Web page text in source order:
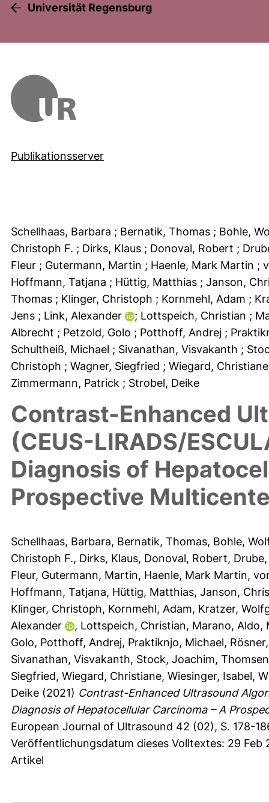
Universität Regensburg
Publikationsserver
Schellhaas, Barbara ; Bernatik, Thomas ; Bohle,
Christoph F. ; Dirks, Klaus ; Donoval, Robert ;
Fleur ; Gutermann, Martin ; Haenle, Mark Martin ;
Hoffmann, Tatjana ; Hüttig, Matthias ; Janson,
Thomas ; Klinger, Christoph ; Kornmehl, Adam ;
Jens ; Link, Alexander ; Lottspeich, Christian ;
Albrecht ; Petzold, Golo ; Potthoff, Andrej ;
Schultheiß, Michael ; Sivanathan, Visvakanth ;
Christoph ; Wagner, Siegfried ; Wiegard,
Zimmermann, Patrick ; Strobel, Deike
Contrast-Enhanced
(CEUS-LIRADS/
Diagnosis of
Prospective
Schellhaas, Barbara, Bernatik, Thomas, Bohle,
Christoph F., Dirks, Klaus, Donoval, Robert,
Fleur, Gutermann, Martin, Haenle, Mark Martin,
Hoffmann, Tatjana, Hüttig, Matthias, Janson,
Klinger, Christoph, Kornmehl, Adam, Kratzer,
Alexander
, Lottspeich, Christian, Marano, Aldo,
Golo, Potthoff, Andrej, Praktiknjo, Michael,
Sivanathan, Visvakanth, Stock, Joachim,
Siegfried, Wiegard, Christiane, Wiesinger, Isabel,
Deike (2021) Contrast-Enhanced Ultrasound
Diagnosis of Hepatocellular Carcinoma – A
European Journal of Ultrasound 42 (02), S. 178-
Veröffentlichungsdatum dieses Volltextes: 29 Feb
Artikel